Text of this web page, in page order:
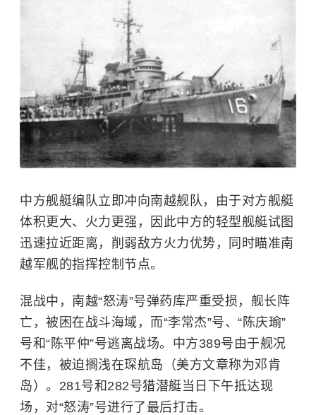
中方舰艇编队立即冲向南越舰队，由于对方舰艇
体积更大、火力更强，因此中方的轻型舰艇试图
迅速拉近距离，削弱敌方火力优势，同时瞄准南
越军舰的指挥控制节点。
混战中，南越“怒涛”号弹药库严重受损，舰长阵
亡，被困在战斗海域，而“李常杰”号、“陈庆瑜”
号和“陈平仲”号逃离战场。中方389号由于舰况
不佳，被迫搁浅在琛航岛（美方文章称为邓肯
岛）。281号和282号猎潜艇当日下午抵达现
场，对“怒涛”号进行了最后打击。